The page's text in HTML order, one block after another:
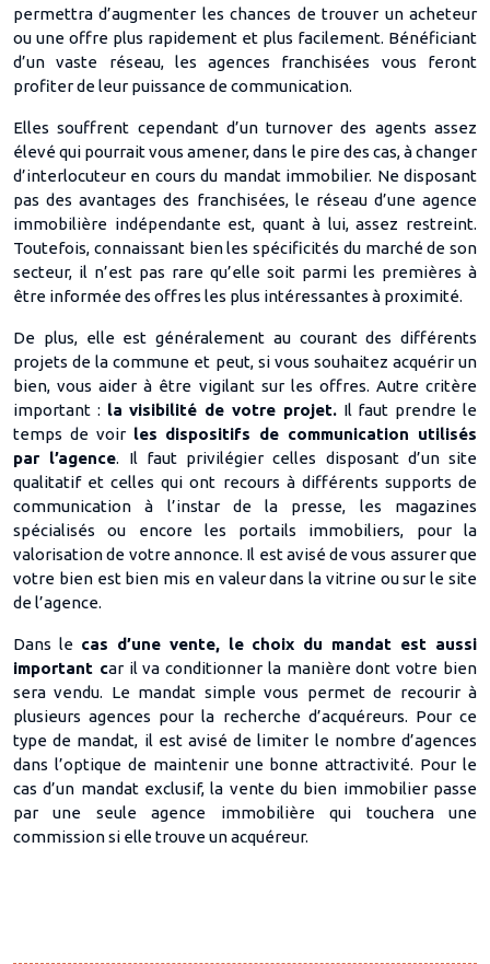
permettra d’augmenter les chances de trouver un acheteur
ou une offre plus rapidement et plus facilement. Bénéficiant
d’un vaste réseau, les agences franchisées vous feront
profiter de leur puissance de communication.
Elles souffrent cependant d’un turnover des agents assez
élevé qui pourrait vous amener, dans le pire des cas, à changer
d’interlocuteur en cours du mandat immobilier. Ne disposant
pas des avantages des franchisées, le réseau d’une agence
immobilière indépendante est, quant à lui, assez restreint.
Toutefois, connaissant bien les spécificités du marché de son
secteur, il n’est pas rare qu’elle soit parmi les premières à
être informée des offres les plus intéressantes à proximité.
De plus, elle est généralement au courant des différents
projets de la commune et peut, si vous souhaitez acquérir un
bien, vous aider à être vigilant sur les offres. Autre critère
important : la visibilité de votre projet.Il faut prendre le
temps de voir les dispositifs de communication utilisés
par l’agence. Il faut privilégier celles disposant d’un site
qualitatif et celles qui ont recours à différents supports de
communication à l’instar de la presse, les magazines
spécialisés ou encore les portails immobiliers, pour la
valorisation de votre annonce. Il est avisé de vous assurer que
votre bien est bien mis en valeur dans la vitrine ou sur le site
de l’agence.
Dans le cas d’une vente, le choix du mandat est aussi
important car il va conditionner la manière dont votre bien
sera vendu. Le mandat simple vous permet de recourir à
plusieurs agences pour la recherche d’acquéreurs. Pour ce
type de mandat, il est avisé de limiter le nombre d’agences
dans l’optique de maintenir une bonne attractivité. Pour le
cas d’un mandat exclusif, la vente du bien immobilier passe
par une seule agence immobilière qui touchera une
commission si elle trouve un acquéreur.